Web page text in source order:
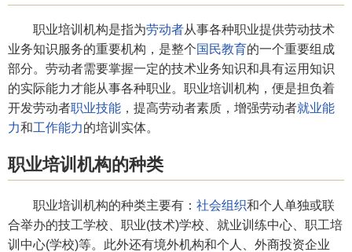
职业培训机构是指为劳动者从事各种职业提供劳动技术
业务知识服务的重要机构，是整个国民教育的一个重要组成
部分。劳动者需要掌握一定的技术业务知识和具有运用知识
的实际能力才能从事各种职业。职业培训机构，便是担负着
开发劳动者职业技能 ，提高劳动者素质，增强劳动者就业能
力和工作能力的培训实体。
职业培训机构的种类
职业培训机构的种类主要有： 社会组织和个人单独或联
合举办的技工学校、职业(技术)学校、就业训练中心、职工培
训中心(学校)等。此外还有境外机构和个人、外商投资企业